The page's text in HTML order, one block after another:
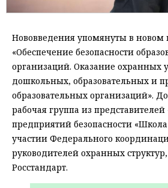
Нововведения упомянуты в новом
«Обеспечение безопасности
организаций. Оказание охранных
дошкольных, образовательных и
образовательных организаций».
рабочая группа из
предприятий безопасности
участии Федерального
руководителей охранных
Росстандарт.